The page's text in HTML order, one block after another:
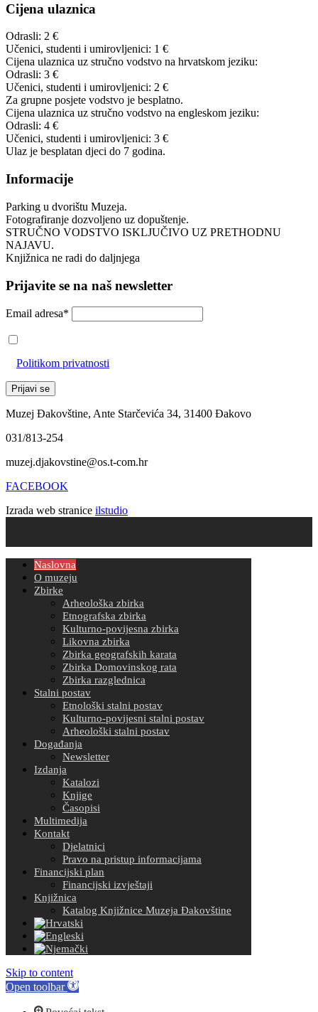
Cijena ulaznica
Odrasli: 2 €
Učenici, studenti i umirovljenici: 1 €
Cijena ulaznica uz stručno vodstvo na hrvatskom jeziku:
Odrasli: 3 €
Učenici, studenti i umirovljenici: 2 €
Za grupne posjete vodstvo je besplatno.
Cijena ulaznica uz stručno vodstvo na engleskom jeziku:
Odrasli: 4 €
Učenici, studenti i umirovljenici: 3 €
Ulaz je besplatan djeci do 7 godina.
Informacije
Parking u dvorištu Muzeja.
Fotografiranje dozvoljeno uz dopuštenje.
STRUČNO VODSTVO ISKLJUČIVO UZ PRETHODNU
NAJAVU.
Knjižnica ne radi do daljnjega
Prijavite se na naš newsletter
Email adresa*
Politikom privatnosti
Muzej Đakovštine, Ante Starčevića 34, 31400 Đakovo
031/813-254
muzej.djakovstine@os.t-com.hr
FACEBOOK
Izrada web stranice ilstudio
Naslovna
O muzeju
Zbirke
Arheološka zbirka
Etnografska zbirka
Kulturno-povijesna zbirka
Likovna zbirka
Zbirka geografskih karata
Zbirka Domovinskog rata
Zbirka razglednica
Stalni postav
Etnološki stalni postav
Kulturno-povijesni stalni postav
Arheološki stalni postav
Događanja
Newsletter
Izdanja
Katalozi
Knjige
Časopisi
Multimedija
Kontakt
Djelatnici
Pravo na pristup informacijama
Financijski plan
Financijski izvještaji
Knjižnica
Katalog Knjižnice Muzeja Đakovštine
Skip to content
Open toolbar